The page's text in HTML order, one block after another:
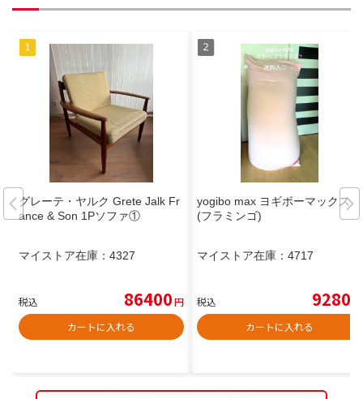
グレーテ・ヤルク Grete Jalk Fr
ance & Son 1Pソファ①
マイストア在庫： 4327
税込 86400円
カートに入れる
yogibo max ヨギボーマックス
(フラミンゴ)
マイストア在庫： 4717
税込 9280
カートに入れる